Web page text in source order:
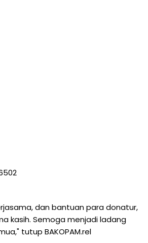
dan bantuan para donatur,
kasih. Semoga menjadi ladang
tutup BAKOPAM.rel